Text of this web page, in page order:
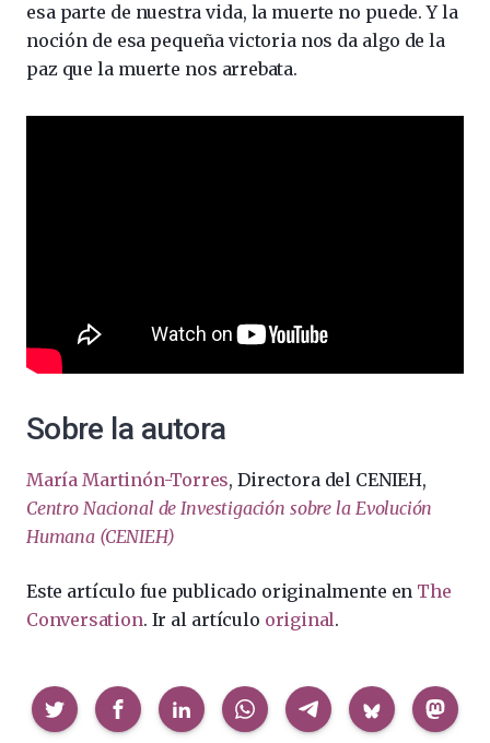
esa parte de nuestra vida, la muerte no puede. Y la
noción de esa pequeña victoria nos da algo de la
paz que la muerte nos arrebata.
Sobre la autora
María Martinón-Torres, Directora del CENIEH,
Centro Nacional de Investigación sobre la Evolución
Humana (CENIEH)
Este artículo fue publicado originalmente en The
Conversation. Ir al artículo original.
Compartir